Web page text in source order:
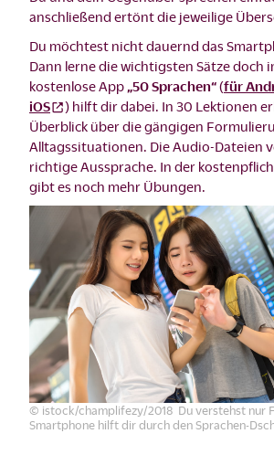
anschließend ertönt die jeweilige
Du möchtest nicht dauernd das
Dann lerne die wichtigsten Sätze doch
kostenlose App
„50 Sprachen“(für
iOS
) hilft dir dabei. In 30 Lektionen
Überblick über die gängigen
Alltagssituationen. Die Audio-Dateien
richtige Aussprache. In der
gibt es noch mehr Übungen.
© istock/champlifezy/2018 Du verstehst nur
Smartphone hilft dir durch den Sprachen-